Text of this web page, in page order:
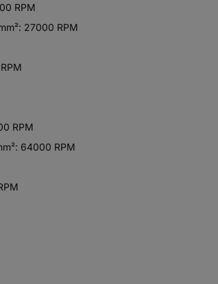
RPM
27000 RPM
RPM
64000 RPM